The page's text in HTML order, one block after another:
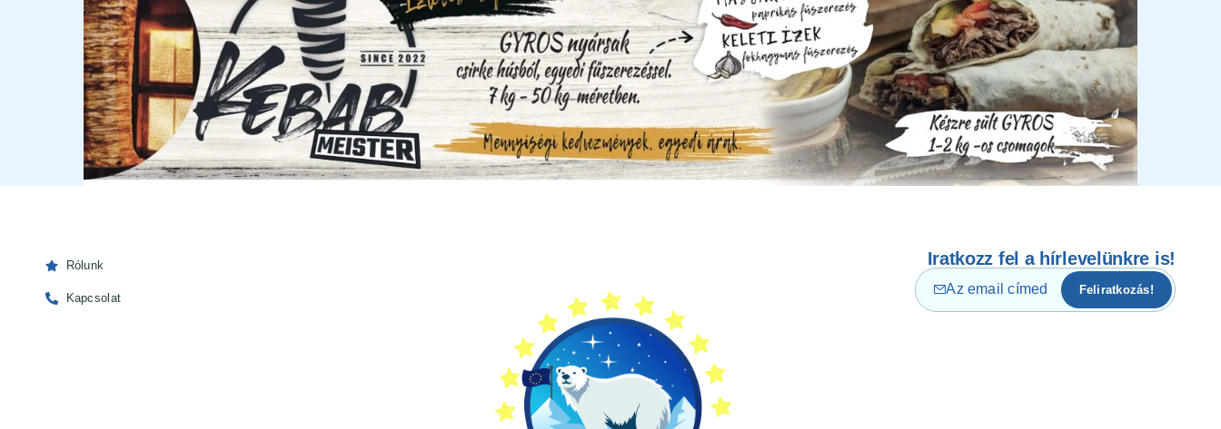
Rólunk
Kapcsolat
Iratkozz fel a hírlevelünkre is!